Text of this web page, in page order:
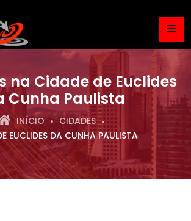
na Cidade de Euclides
Cunha Paulista
INÍCIO
CIDADES
EUCLIDES DA CUNHA PAULISTA